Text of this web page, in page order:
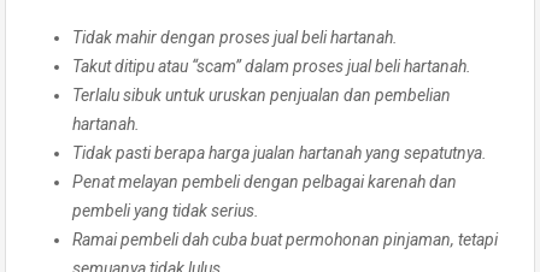
Tidak mahir dengan proses jual beli hartanah.
Takut ditipu atau “scam” dalam proses jual beli hartanah.
Terlalu sibuk untuk uruskan penjualan dan pembelian
hartanah.
Tidak pasti berapa harga jualan hartanah yang sepatutnya.
Penat melayan pembeli dengan pelbagai karenah dan
pembeli yang tidak serius.
Ramai pembeli dah cuba buat permohonan pinjaman, tetapi